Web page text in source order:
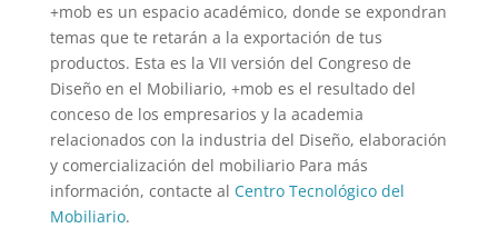
+mob es un espacio académico, donde se expondran
temas que te retarán a la exportación de tus
productos. Esta es la VII versión del Congreso de
Diseño en el Mobiliario, +mob es el resultado del
conceso de los empresarios y la academia
relacionados con la industria del Diseño, elaboración
y comercialización del mobiliario Para más
información, contacte al Centro Tecnológico del
Mobiliario.